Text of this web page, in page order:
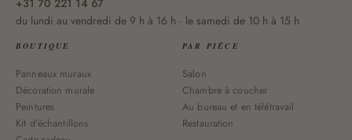
+31 70 221 14 67
du lundi au vendredi de 9 h à 16 h · le samedi de 10 h à 15 h
BOUTIQUE
Panneaux muraux
Décoration murale
Peintures
Kit d'échantillons
PAR PIÈCE
Salon
Chambre à coucher
Au bureau et en télétravail
Restauration